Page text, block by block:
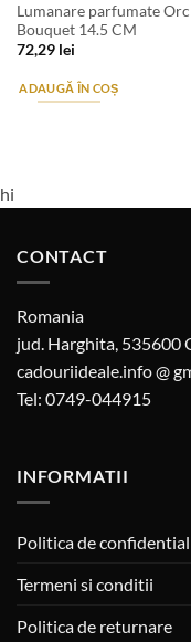
Lumanare parfumate
Bouquet 14.5 CM
72,29 lei
ADAUGĂ ÎN COȘ
hi
CONTACT
Romania
jud. Harghita, 535600
cadouriideale.info @
Tel: 0749-044915
INFORMATII
Politica de
Termeni si conditii
Politica de returnare